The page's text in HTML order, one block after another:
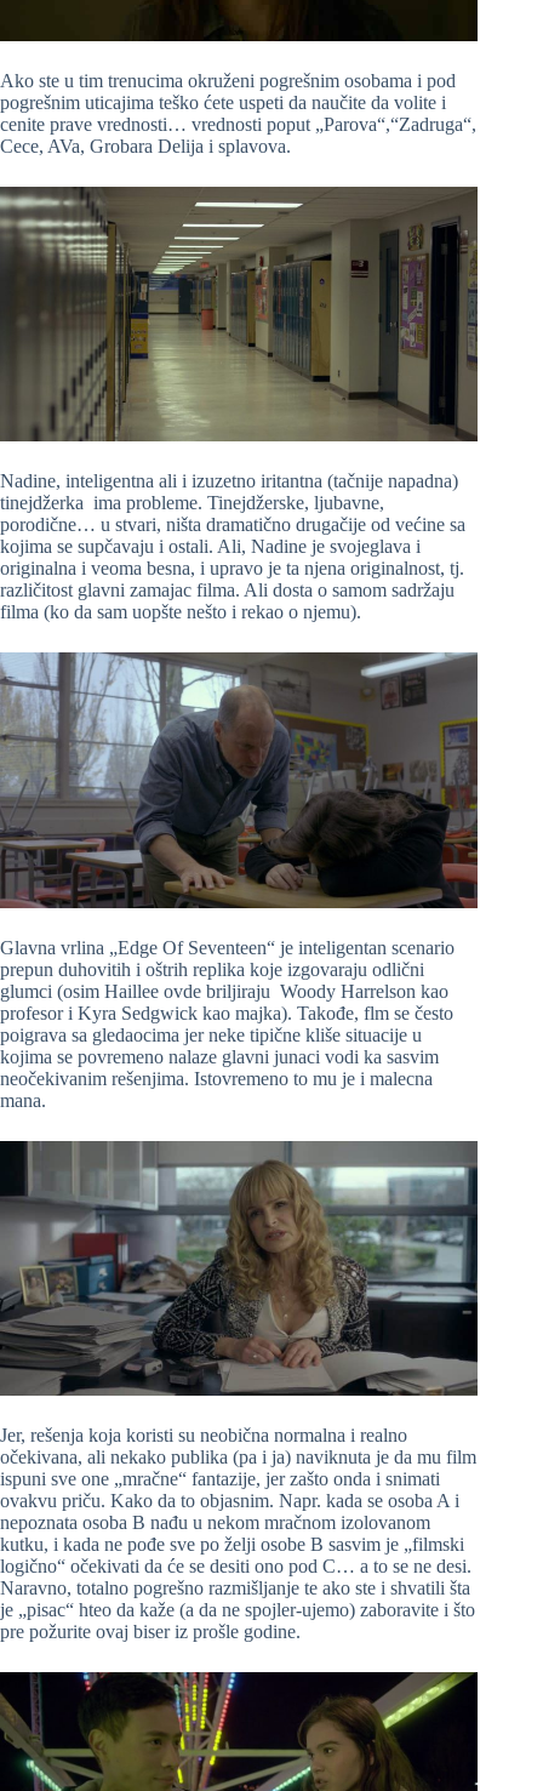
Ako ste u tim trenucima okruženi pogrešnim osobama i pod
pogrešnim uticajima teško ćete uspeti da naučite da volite i
cenite prave vrednosti… vrednosti poput „Parova“,“Zadruga“,
Cece, AVa, Grobara Delija i splavova.
Nadine, inteligentna ali i izuzetno iritantna (tačnije napadna)
tinejdžerka ima probleme. Tinejdžerske, ljubavne,
porodične… u stvari, ništa dramatično drugačije od većine sa
kojima se supčavaju i ostali. Ali, Nadine je svojeglava i
originalna i veoma besna, i upravo je ta njena originalnost, tj.
različitost glavni zamajac filma. Ali dosta o samom sadržaju
filma (ko da sam uopšte nešto i rekao o njemu).
Glavna vrlina „Edge Of Seventeen“ je inteligentan scenario
prepun duhovitih i oštrih replika koje izgovaraju odlični
glumci (osim Haillee ovde briljiraju Woody Harrelson kao
profesor i Kyra Sedgwick kao majka). Takođe, flm se često
poigrava sa gledaocima jer neke tipične kliše situacije u
kojima se povremeno nalaze glavni junaci vodi ka sasvim
neočekivanim rešenjima. Istovremeno to mu je i malecna
mana.
Jer, rešenja koja koristi su neobična normalna i realno
očekivana, ali nekako publika (pa i ja) naviknuta je da mu film
ispuni sve one „mračne“ fantazije, jer zašto onda i snimati
ovakvu priču. Kako da to objasnim. Napr. kada se osoba A i
nepoznata osoba B nađu u nekom mračnom izolovanom
kutku, i kada ne pođe sve po želji osobe B sasvim je „filmski
logično“ očekivati da će se desiti ono pod C… a to se ne desi.
Naravno, totalno pogrešno razmišljanje te ako ste i shvatili šta
je „pisac“ hteo da kaže (a da ne spojler-ujemo) zaboravite i što
pre požurite ovaj biser iz prošle godine.